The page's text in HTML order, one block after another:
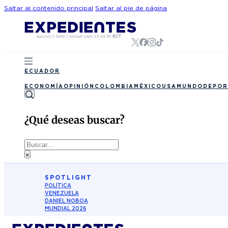
Saltar al contenido principal Saltar al pie de página
agosto 7, 2026 | Actualizado 23:45:59 ECT
ECUADOR
ECONOMÍA OPINIÓN COLOMBIA MÉXICO USA MUNDO
¿Qué deseas buscar?
Buscar
×
SPOTLIGHT
POLÍTICA
VENEZUELA
DANIEL NOBOA
MUNDIAL 2026